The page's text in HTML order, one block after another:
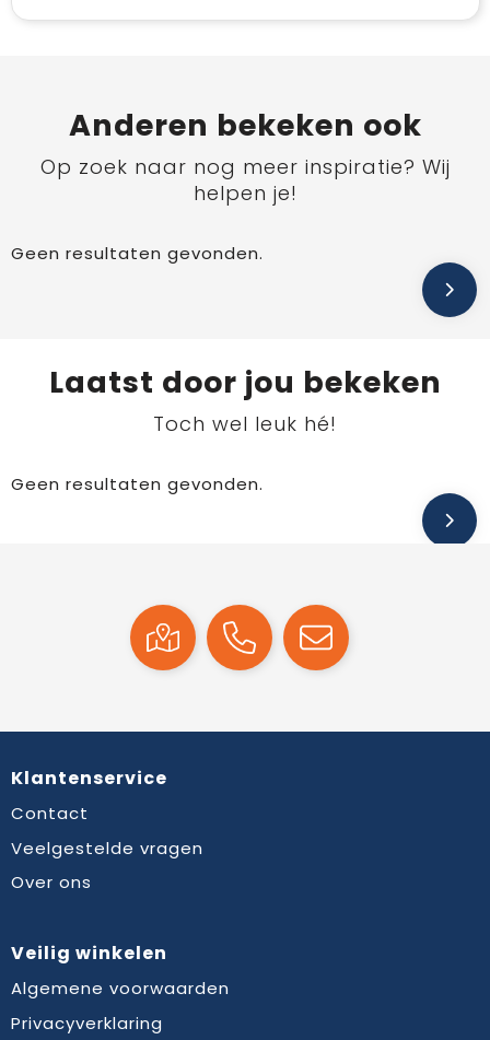
Anderen bekeken ook
Op zoek naar nog meer inspiratie? Wij
helpen je!
Geen resultaten gevonden.
Laatst door jou bekeken
Toch wel leuk hé!
Geen resultaten gevonden.
Klantenservice
Contact
Veelgestelde vragen
Over ons
Veilig winkelen
Algemene voorwaarden
Privacyverklaring